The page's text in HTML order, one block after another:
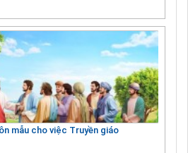
mẫu cho việc Truyền giáo